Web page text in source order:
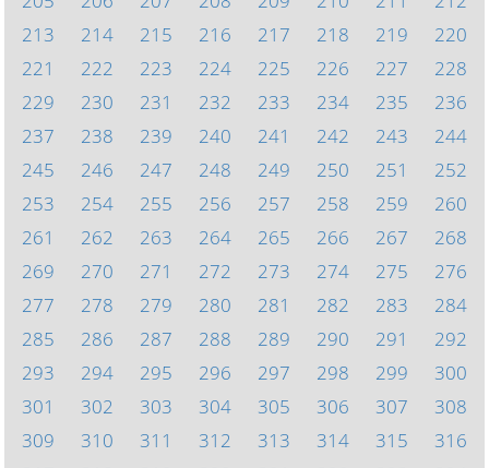
213
214 215 216 217 218 219
220
221
222 223 224 225 226 227
228
229
230 231 232 233 234 235
236
237
238 239 240 241 242 243
244
245
246 247 248 249 250 251
252
253
254 255 256 257 258 259
260
261
262 263 264 265 266 267
268
269
270 271 272 273 274 275
276
277
278 279 280 281 282 283
284
285
286 287 288 289 290 291
292
293
294 295 296 297 298 299
300
301
302 303 304 305 306 307
308
309
310 311 312 313 314 315
316